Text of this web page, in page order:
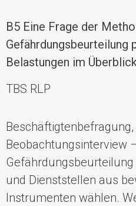
B5 Eine Frage der
Gefährdungsbeurteilung
Belastungen im
TBS RLP
Beschäftigtenbefragung,
Beobachtungsinterview
und Dienststellen aus
Instrumenten wählen.